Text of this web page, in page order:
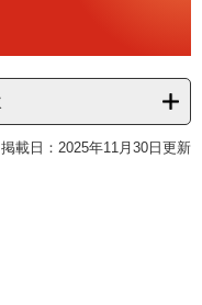
掲載日：2025年11月30日更新